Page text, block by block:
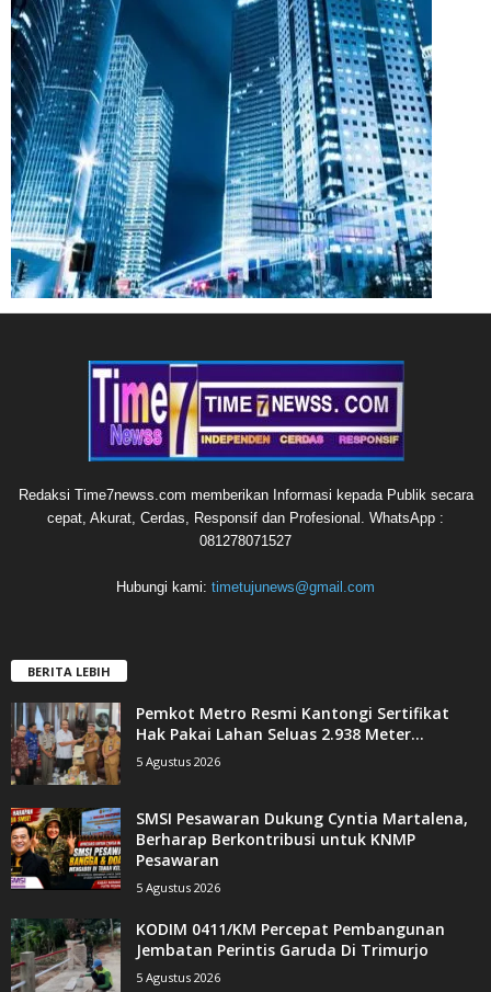
Redaksi Time7newss.com memberikan Informasi kepada Publik secara
cepat, Akurat, Cerdas, Responsif dan Profesional. WhatsApp :
081278071527
Hubungi kami: timetujunews@gmail.com
BERITA LEBIH
Pemkot Metro Resmi Kantongi Sertifikat
Hak Pakai Lahan Seluas 2.938 Meter...
5 Agustus 2026
SMSI Pesawaran Dukung Cyntia Martalena,
Berharap Berkontribusi untuk KNMP
Pesawaran
5 Agustus 2026
KODIM 0411/KM Percepat Pembangunan
Jembatan Perintis Garuda Di Trimurjo
5 Agustus 2026